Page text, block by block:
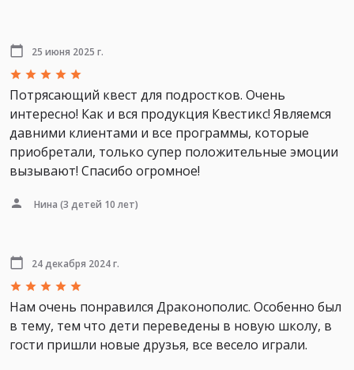
25 июня 2025 г.
Потрясающий квест для подростков. Очень
интересно! Как и вся продукция Квестикс! Являемся
давними клиентами и все программы, которые
приобретали, только супер положительные эмоции
вызывают! Спасибо огромное!
Нина (3 детей 10 лет)
24 декабря 2024 г.
Нам очень понравился Драконополис. Особенно был
в тему, тем что дети переведены в новую школу, в
гости пришли новые друзья, все весело играли.